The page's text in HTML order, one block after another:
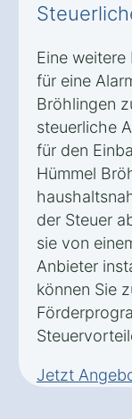
Eine
für eine
Bröhlingen
steuerliche
für den
Hümmel
der Steuer
sie von
Anbieter
können Sie
Jetzt